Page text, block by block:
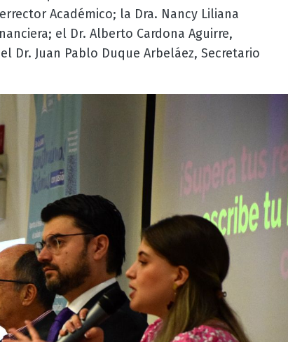
Académico; la Dra. Nancy Liliana
el Dr. Alberto Cardona Aguirre,
Dr. Juan Pablo Duque Arbeláez, Secretario